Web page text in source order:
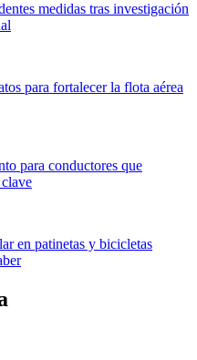
medidas tras investigación
para fortalecer la flota aérea
para conductores que
en patinetas y bicicletas